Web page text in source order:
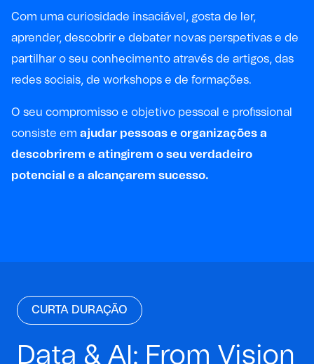
Com uma curiosidade insaciável, gosta de ler,
aprender, descobrir e debater novas perspetivas e de
partilhar o seu conhecimento através de artigos, das
redes sociais, de workshops e de formações.
O seu compromisso e objetivo pessoal e profissional
consiste em ajudar pessoas e organizações a
descobrirem e atingirem o seu verdadeiro
potencial e a alcançarem sucesso.
CURTA DURAÇÃO
Data & AI: From Vision